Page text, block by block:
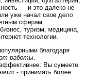
— и это далеко не
уже начал свое дело
сферам
туризм, медицина,
технологии.
благодаря
работы.
Вы сумеете
- принимать более